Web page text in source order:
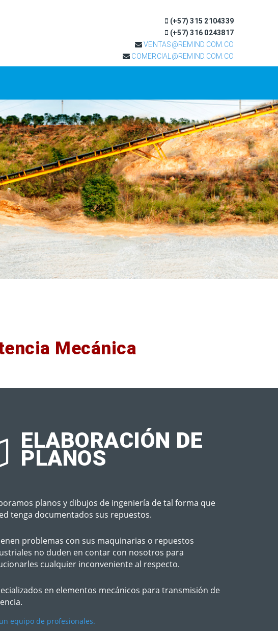
(+57) 315 2104339
(+57) 316 0243817
VENTAS@REMIND.COM.CO
COMERCIAL@REMIND.COM.CO
Mecánica
ELABORACIÓN DE
PLANOS
planos y dibujos de ingeniería de tal forma que
tenga documentados sus repuestos.
problemas con sus maquinarias o repuestos
no duden en contar con nosotros para
cualquier inconveniente al respecto.
en elementos mecánicos para transmisión de
equipo de profesionales.